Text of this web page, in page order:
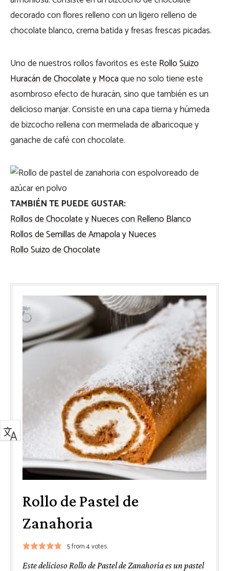
decorado con flores relleno con un ligero relleno de
chocolate blanco, crema batida y fresas frescas picadas.
Uno de nuestros rollos favoritos es esteRollo Suizo
Huracán de Chocolate y Mocaque no solo tiene este
asombroso efecto de huracán, sino que también es un
delicioso manjar. Consiste en una capa tierna y húmeda
de bizcocho rellena con mermelada de albaricoque y
ganache de café con chocolate.
TAMBIÉN TE PUEDE GUSTAR:
Rollos de Chocolate y Nueces con Relleno Blanco
Rollos de Semillas de Amapola y Nueces
Rollo Suizo de Chocolate
Rollo de Pastel de
Zanahoria
5from4votes
Este delicioso Rollo de Pastel de Zanahoria es un pastel